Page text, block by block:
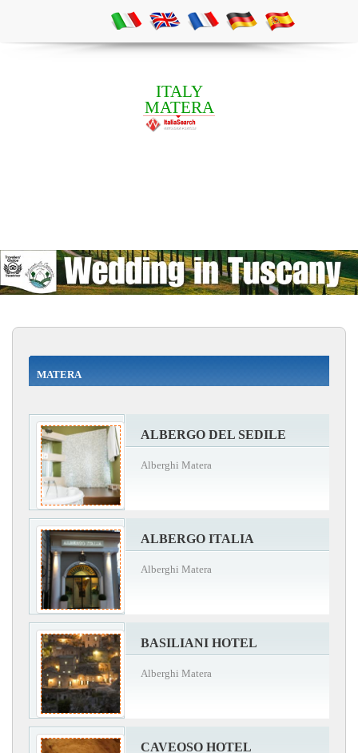
ITALY
MATERA
MATERA
ALBERGO DEL SEDILE
Alberghi Matera
ALBERGO ITALIA
Alberghi Matera
BASILIANI HOTEL
Alberghi Matera
CAVEOSO HOTEL